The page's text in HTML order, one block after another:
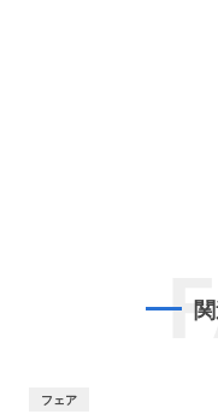
フェア